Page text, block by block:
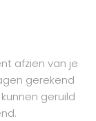
afzien van je
gerekend
geruild